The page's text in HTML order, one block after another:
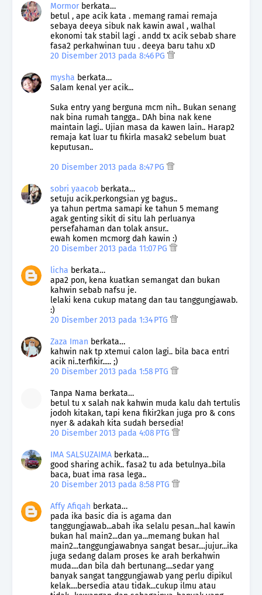
Mormorberkata…
betul , ape acik kata . memang ramai remaja
sebaya deeya sibuk nak kawin awal , walhal
ekonomi tak stabil lagi . andd tx acik sebab share
fasa2 perkahwinan tuu . deeya baru tahu xD
20 Disember 2013 pada 8:46 PG
mysha berkata…
Salam kenal yer acik...
Suka entry yang berguna mcm nih.. Bukan senang
nak bina rumah tangga.. DAh bina nak kene
maintain lagi.. Ujian masa da kawen lain.. Harap2
remaja kat luar tu fikirla masak2 sebelum buat
keputusan..
20 Disember 2013 pada 8:47 PG
sobri yaacob berkata…
setuju acik.perkongsian yg bagus..
ya tahun pertma samapi ke tahun 5 memang
agak genting sikit di situ lah perluanya
persefahaman dan tolak ansur..
ewah komen mcmorg dah kawin :)
20 Disember 2013 pada 11:07 PG
licha berkata…
apa2 pon, kena kuatkan semangat dan bukan
kahwin sebab nafsu je.
lelaki kena cukup matang dan tau tanggungjawab.
:)
20 Disember 2013 pada 1:34 PTG
Zaza Iman berkata…
kahwin nak tp xtemui calon lagi.. bila baca entri
acik ni..terfikir..... ;)
20 Disember 2013 pada 1:58 PTG
Tanpa Nama berkata…
betul tu x salah nak kahwin muda kalu dah tertulis
jodoh kitakan, tapi kena fikir2kan juga pro & cons
nyer & adakah kita sudah bersedia!
20 Disember 2013 pada 4:08 PTG
IMA SALSUZAIMA berkata…
good sharing achik.. fasa2 tu ada betulnya..bila
baca, buat ima rasa lega..
20 Disember 2013 pada 8:58 PTG
Affy Afiqah berkata…
pada ika basic dia is agama dan
tanggungjawab...abah ika selalu pesan...hal kawin
bukan hal main2...dan ya...memang bukan hal
main2...tanggungjawabnya sangat besar....jujur...ika
juga sedang dalam proses ke arah berkahwin
muda....dan bila dah bertunang....sedar yang
banyak sangat tanggungjawab yang perlu dipikul
kelak....bersedia atau tidak...cukup ilmu atau